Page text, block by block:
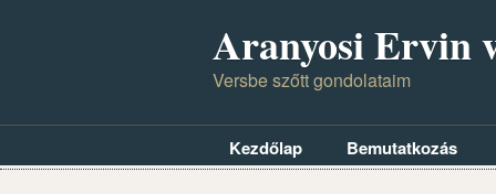
Aranyosi Ervin
Versbe szőtt gondolataim
Kezdőlap Bemutatkozás